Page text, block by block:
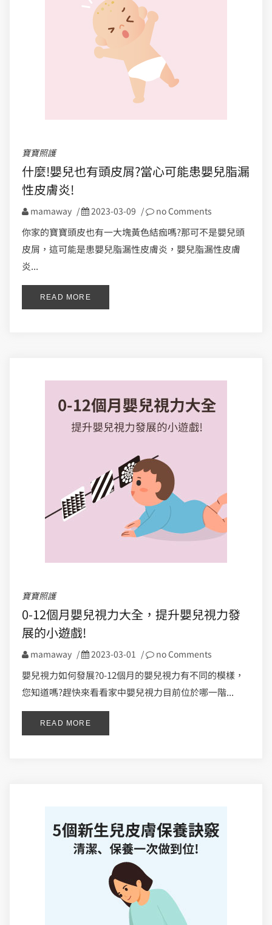
寶寶照護
什麼!嬰兒也有頭皮屑?當心可能患嬰兒脂漏
性皮膚炎!
mamaway / 2023-03-09 / no Comments
你家的寶寶頭皮也有一大塊黃色結痂嗎?那可不是嬰兒頭
皮屑，這可能是患嬰兒脂漏性皮膚炎，嬰兒脂漏性皮膚
炎...
READ MORE
寶寶照護
0-12個月嬰兒視力大全，提升嬰兒視力發
展的小遊戲!
mamaway / 2023-03-01 / no Comments
嬰兒視力如何發展?0-12個月的嬰兒視力有不同的模樣，
您知道嗎?趕快來看看家中嬰兒視力目前位於哪一階...
READ MORE